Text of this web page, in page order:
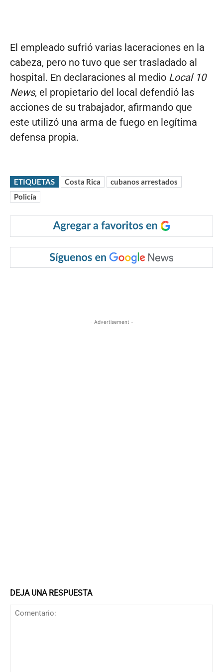
El empleado sufrió varias laceraciones en la
cabeza, pero no tuvo que ser trasladado al
hospital. En declaraciones al medio Local 10
News, el propietario del local defendió las
acciones de su trabajador, afirmando que
este utilizó una arma de fuego en legítima
defensa propia.
ETIQUETAS Costa Rica
cubanos arrestados
Policía
- Advertisement -
DEJA UNA RESPUESTA